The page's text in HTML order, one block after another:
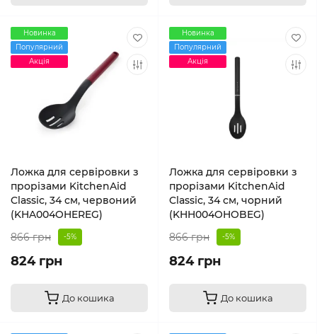
Новинка
Популярний
Акція
Ложка для сервіровки з
прорізами KitchenAid
Classic, 34 см, червоний
(KHA004OHEREG)
866 грн
-5%
824 грн
До кошика
Новинка
Популярний
Акція
Ложка для сервіровки з
прорізами KitchenAid
Classic, 34 см, чорний
(KHH004OHOBEG)
866 грн
-5%
824 грн
До кошика